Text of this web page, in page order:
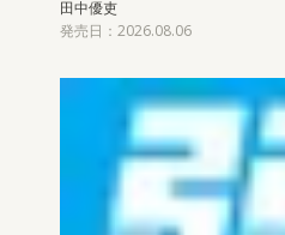
田中優吏
発売日：2026.08.06